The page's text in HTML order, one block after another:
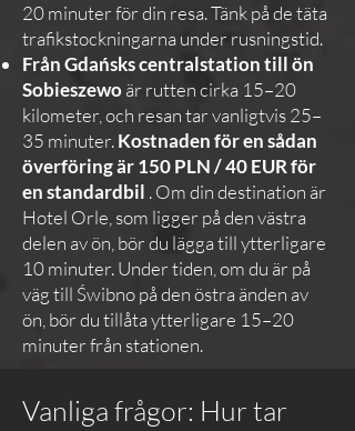
20 minuter för din resa. Tänk på de täta
trafikstockningarna under rusningstid.
Från Gdańsks centralstation till ön
Sobieszewoär rutten cirka 15–20
kilometer, och resan tar vanligtvis 25–
35 minuter.Kostnaden för en sådan
överföring är 150 PLN / 40 EUR för
en standardbil . Om din destination är
Hotel Orle, som ligger på den västra
delen av ön, bör du lägga till ytterligare
10 minuter. Under tiden, om du är på
väg till Świbno på den östra änden av
ön, bör du tillåta ytterligare 15–20
minuter från stationen.
Vanliga frågor: Hur tar